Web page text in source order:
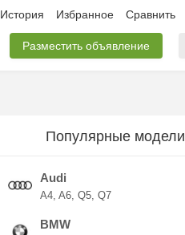
История Избранное Сравнить
Разместить объявление
Популярные модели
Audi
A4 A6 Q5 Q7
BMW